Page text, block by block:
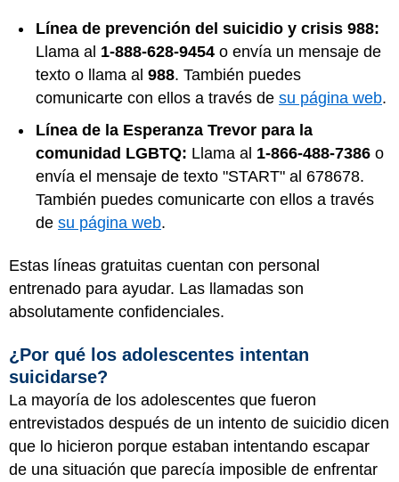
Línea de prevención del suicidio y crisis 988:
Llama al 1-888-628-9454 o envía un mensaje de
texto o llama al 988. También puedes
comunicarte con ellos a través de su página web.
Línea de la Esperanza Trevor para la
comunidad LGBTQ: Llama al 1-866-488-7386 o
envía el mensaje de texto "START" al 678678.
También puedes comunicarte con ellos a través
de su página web.
Estas líneas gratuitas cuentan con personal
entrenado para ayudar. Las llamadas son
absolutamente confidenciales.
¿Por qué los adolescentes intentan
suicidarse?
La mayoría de los adolescentes que fueron
entrevistados después de un intento de suicidio dicen
que lo hicieron porque estaban intentando escapar
de una situación que parecía imposible de enfrentar